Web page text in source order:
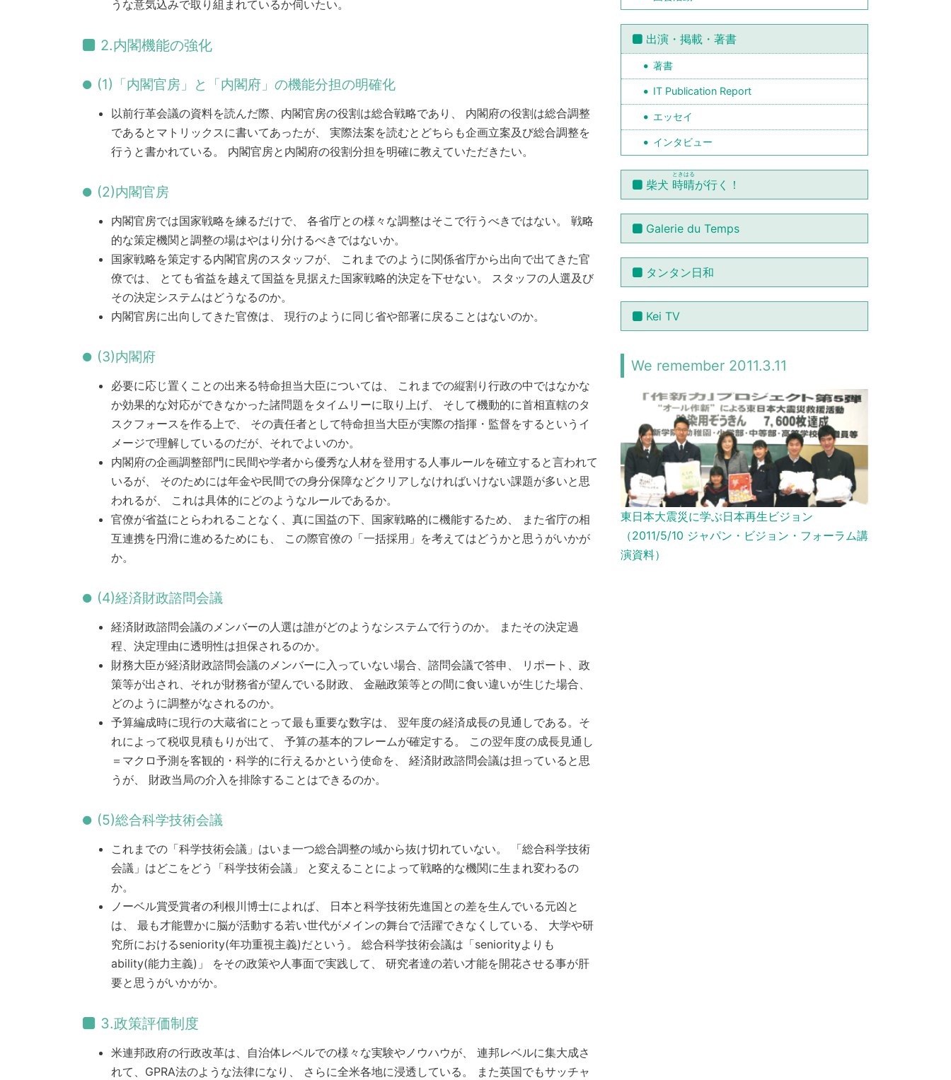
うな意気込みで取り組まれているか伺いたい。
2.内閣機能の強化
(1)「内閣官房」と「内閣府」の機能分担の明確化
以前行革会議の資料を読んだ際、内閣官房の役割は総合戦略であり、 内閣府の役割は総合調整
であるとマトリックスに書いてあったが、 実際法案を読むとどちらも企画立案及び総合調整を
行うと書かれている。 内閣官房と内閣府の役割分担を明確に教えていただきたい。
(2)内閣官房
内閣官房では国家戦略を練るだけで、 各省庁との様々な調整はそこで行うべきではない。 戦略
的な策定機関と調整の場はやはり分けるべきではないか。
国家戦略を策定する内閣官房のスタッフが、 これまでのように関係省庁から出向で出てきた官
僚では、 とても省益を越えて国益を見据えた国家戦略的決定を下せない。 スタッフの人選及び
その決定システムはどうなるのか。
内閣官房に出向してきた官僚は、 現行のように同じ省や部署に戻ることはないのか。
(3)内閣府
必要に応じ置くことの出来る特命担当大臣については、 これまでの縦割り行政の中ではなかな
か効果的な対応ができなかった諸問題をタイムリーに取り上げ、 そして機動的に首相直轄のタ
スクフォースを作る上で、 その責任者として特命担当大臣が実際の指揮・監督をするというイ
メージで理解しているのだが、それでよいのか。
内閣府の企画調整部門に民間や学者から優秀な人材を登用する人事ルールを確立すると言われて
いるが、 そのためには年金や民間での身分保障などクリアしなければいけない課題が多いと思
われるが、 これは具体的にどのようなルールであるか。
官僚が省益にとらわれることなく、真に国益の下、国家戦略的に機能するため、 また省庁の相
互連携を円滑に進めるためにも、 この際官僚の「一括採用」を考えてはどうかと思うがいかが
か。
(4)経済財政諮問会議
経済財政諮問会議のメンバーの人選は誰がどのようなシステムで行うのか。 またその決定過
程、決定理由に透明性は担保されるのか。
財務大臣が経済財政諮問会議のメンバーに入っていない場合、諮問会議で答申、 リポート、政
策等が出され、それが財務省が望んでいる財政、 金融政策等との間に食い違いが生じた場合、
どのように調整がなされるのか。
予算編成時に現行の大蔵省にとって最も重要な数字は、 翌年度の経済成長の見通しである。そ
れによって税収見積もりが出て、 予算の基本的フレームが確定する。 この翌年度の成長見通し
＝マクロ予測を客観的・科学的に行えるかという使命を、 経済財政諮問会議は担っていると思
うが、 財政当局の介入を排除することはできるのか。
(5)総合科学技術会議
これまでの「科学技術会議」はいま一つ総合調整の域から抜け切れていない。 「総合科学技術
会議」はどこをどう「科学技術会議」 と変えることによって戦略的な機関に生まれ変わるの
か。
ノーベル賞受賞者の利根川博士によれば、 日本と科学技術先進国との差を生んでいる元凶と
は、 最も才能豊かに脳が活動する若い世代がメインの舞台で活躍できなくしている、 大学や研
究所におけるseniority(年功重視主義)だという。 総合科学技術会議は「seniorityよりも
ability(能力主義)」 をその政策や人事面で実践して、 研究者達の若い才能を開花させる事が肝
要と思うがいかがか。
3.政策評価制度
米連邦政府の行政改革は、自治体レベルでの様々な実験やノウハウが、 連邦レベルに集大成さ
れて、GPRA法のような法律になり、 さらに全米各地に浸透している。 また英国でもサッチャ
出演・掲載・著書
著書
IT Publication Report
エッセイ
インタビュー
柴犬 時晴
ときはる
が行く！
Galerie du Temps
タンタン日和
Kei TV
We remember 2011.3.11
東日本大震災に学ぶ日本再生ビジョン
（2011/5/10 ジャパン・ビジョン・フォーラム講
演資料）